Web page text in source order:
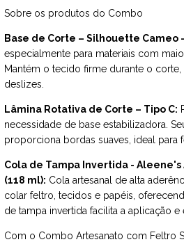
Sobre os produtos do Combo
Base de Corte – Silhouette Cameo
especialmente para materiais com
Mantém o tecido firme durante o
deslizes.
Lâmina Rotativa de Corte – Tipo C:
necessidade de base estabilizadora.
proporciona bordas suaves, ideal para
Cola de Tampa Invertida - Aleene's
(118 ml): Cola artesanal de alta
colar feltro, tecidos e papéis,
de tampa invertida facilita a aplicação e
Com o Combo Artesanato com Feltro